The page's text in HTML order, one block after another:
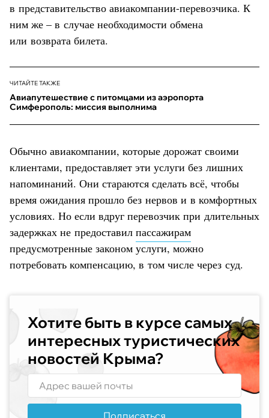
в представительство авиакомпании-перевозчика. К
ним же – в случае необходимости обмена
или возврата билета.
ЧИТАЙТЕ ТАКЖЕ
Авиапутешествие с питомцами из аэропорта
Симферополь: миссия выполнима
Обычно авиакомпании, которые дорожат своими
клиентами, предоставляет эти услуги без лишних
напоминаний. Они стараются сделать всё, чтобы
время ожидания прошло без нервов и в комфортных
условиях. Но если вдруг перевозчик при длительных
задержках не предоставил пассажирам
предусмотренные законом услуги, можно
потребовать компенсацию, в том числе через суд.
Хотите быть в курсе самых
интересных туристических
новостей Крыма?